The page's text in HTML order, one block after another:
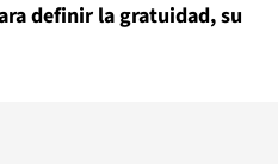
definir la gratuidad, su